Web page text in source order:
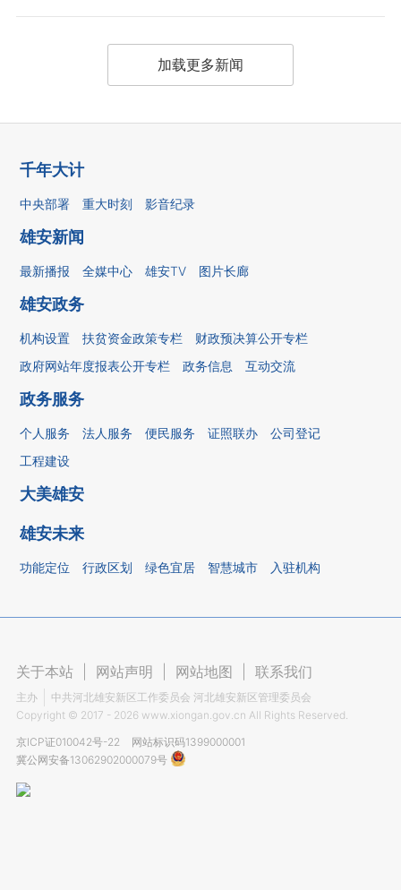
加载更多新闻
千年大计
中央部署 重大时刻 影音纪录
雄安新闻
最新播报 全媒中心 雄安TV 图片长廊
雄安政务
机构设置 扶贫资金政策专栏
财政预决算公开专栏
政府网站年度报表公开专栏
政务信息 互动交流
政务服务
个人服务 法人服务 便民服务 证照联办
公司登记
工程建设
大美雄安
雄安未来
功能定位 行政区划 绿色宜居 智慧城市 入驻机构
关于本站 网站声明 网站地图 联系我们
主办
中共河北雄安新区工作委员会 河北雄安新区管理委员会
Copyright © 2017 - 2026 www.xiongan.gov.cn All Rights Reserved.
京ICP证010042号-22
网站标识码1399000001
冀公网安备13062902000079号